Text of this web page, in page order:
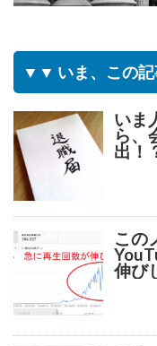
▼▼ いま、この
いま
ら、
出！
この
伸び